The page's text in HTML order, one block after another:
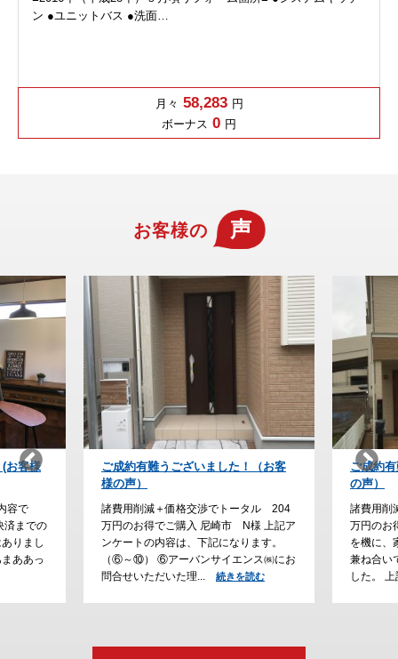
ン ●ユニットバス ●洗面…
月々 58,283 円
ボーナス 0 円
お客様の 声
（お客
ル 204
上記ア
す。
㈱にお
ご成約有難うございました！(お客様
の声）
諸費用削減＋価格交渉でトータル 230
万円のお得でご購入 川西市 H様 ご結婚
を機に、家探しをスタートして、通勤の
兼ね合いで立地条件にこだわって探しま
した。 上記アン... 続きを読む
納得の
た。
諸費用削
でご購入
大阪で家
が、通勤
えて、